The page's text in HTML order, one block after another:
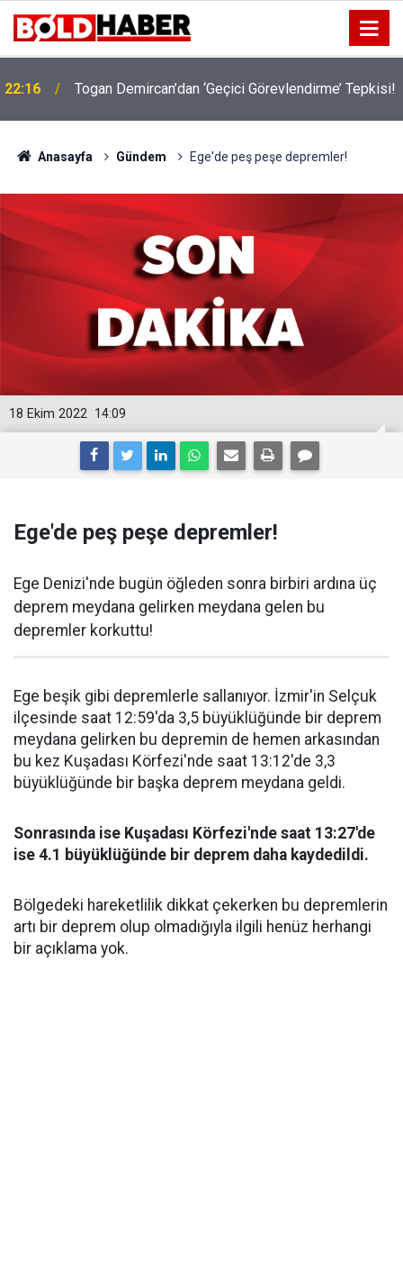
19:32
Sıcak Havalarda Ödem Şikayetini Hafife Almayın!
Anasayfa Gündem Ege'de peş peşe depremler!
14:09
18 Ekim 2022
Ege'de peş peşe depremler!
Ege Denizi'nde bugün öğleden sonra birbiri ardına üç
deprem meydana gelirken meydana gelen bu
depremler korkuttu!
Ege beşik gibi depremlerle sallanıyor. İzmir'in Selçuk
ilçesinde saat 12:59'da 3,5 büyüklüğünde bir deprem
meydana gelirken bu depremin de hemen arkasından
bu kez Kuşadası Körfezi'nde saat 13:12'de 3,3
büyüklüğünde bir başka deprem meydana geldi.
Sonrasında ise Kuşadası Körfezi'nde saat 13:27'de
ise 4.1 büyüklüğünde bir deprem daha kaydedildi.
Bölgedeki hareketlilik dikkat çekerken bu depremlerin
artı bir deprem olup olmadığıyla ilgili henüz herhangi
bir açıklama yok.